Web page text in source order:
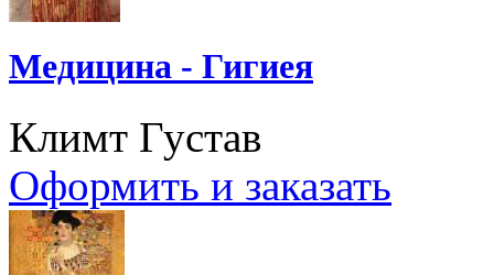
Медицина - Гигиея
Климт Густав
Оформить и заказать